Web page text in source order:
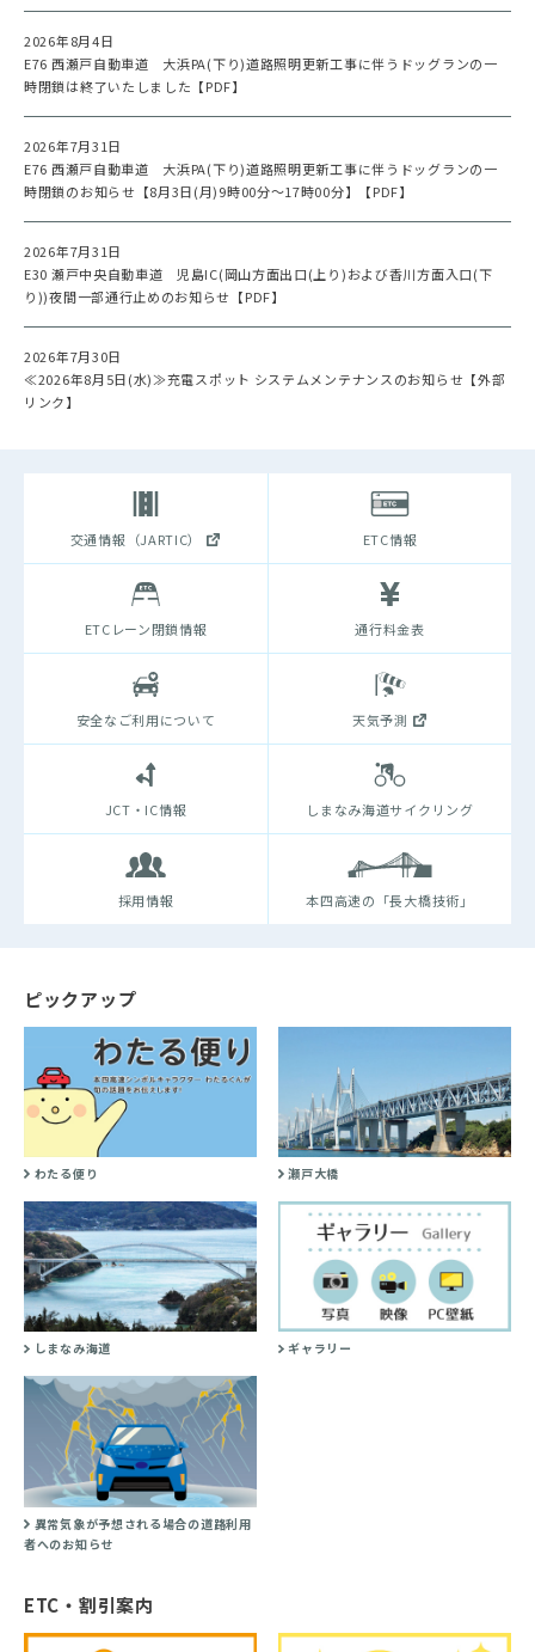
2026年8月4日
E76 西瀬戸自動車道 大浜PA(下り)道路照明更新工事に伴うドッグランの一
時閉鎖は終了いたしました【PDF】
2026年7月31日
E76 西瀬戸自動車道 大浜PA(下り)道路照明更新工事に伴うドッグランの一
時閉鎖のお知らせ【8月3日(月)9時00分～17時00分】【PDF】
2026年7月31日
E30 瀬戸中央自動車道 児島IC(岡山方面出口(上り)および香川方面入口(下
り))夜間一部通行止めのお知らせ【PDF】
2026年7月30日
≪2026年8月5日(水)≫充電スポット システムメンテナンスのお知らせ【外部
リンク】
交通情報（JARTIC） ETC情報
ETCレーン閉鎖情報 通行料金表
安全なご利用について 天気予測
JCT・IC情報 しまなみ海道サイクリング
採用情報 本四高速の「長大橋技術」
ピックアップ
わたる便り 瀬戸大橋
しまなみ海道 ギャラリー
異常気象が予想される場合の道路利用
者へのお知らせ
ETC・割引案内